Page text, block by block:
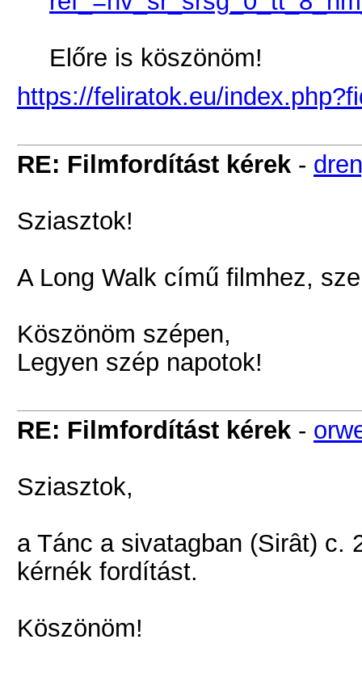
Előre is köszönöm!
https://feliratok.eu/
RE: Filmfordítást kérek -
Sziasztok!
A Long Walk című filmhez,
Köszönöm szépen,
Legyen szép napotok!
RE: Filmfordítást kérek -
Sziasztok,
a Tánc a sivatagban (Sirât) c.
kérnék fordítást.
Köszönöm!